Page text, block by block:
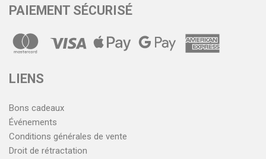
PAIEMENT SÉCURISÉ
LIENS
Bons cadeaux
Événements
Conditions générales de vente
Droit de rétractation